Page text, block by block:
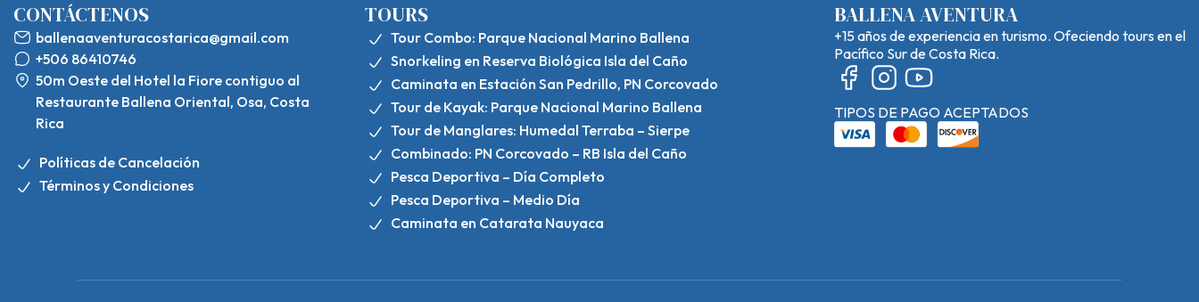
CONTÁCTENOS
ballenaaventuracostarica@gmail.com
+506 86410746
50m Oeste del Hotel la Fiore contiguo al
Restaurante Ballena Oriental, Osa, Costa
Rica
Políticas de Cancelación
Términos y Condiciones
TOURS
Tour Combo: Parque Nacional Marino Ballena
Snorkeling en Reserva Biológica Isla del Caño
Caminata en Estación San Pedrillo, PN Corcovado
Tour de Kayak: Parque Nacional Marino Ballena
Tour de Manglares: Humedal Terraba – Sierpe
Combinado: PN Corcovado – RB Isla del Caño
Pesca Deportiva – Día Completo
Pesca Deportiva – Medio Día
Caminata en Catarata Nauyaca
BALLENA AVENTURA
+15 años de experiencia en turismo. Ofeciendo tours en el
Pacífico Sur de Costa Rica.
TIPOS DE PAGO ACEPTADOS